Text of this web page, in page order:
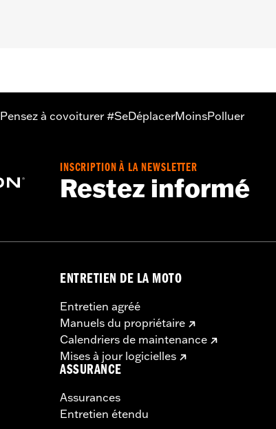
Pensez à covoiturer #SeDéplacerMoinsPolluer
INSCRIPTION À LA NEWSLETTER
Restez informé
ENTRETIEN DE LA MOTO
Entretien agréé
Manuels du propriétaire
Calendriers de maintenance
Mises à jour logicielles
ASSURANCE
Assurances
Entretien étendu